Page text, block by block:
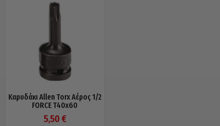
Καρυδάκι Allen Torx Αέρος 1/2
FORCE T40x60
5,50 €